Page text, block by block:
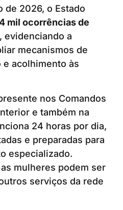
de 2026, o Estado
mil ocorrências de
, evidenciando a
mecanismos de
acolhimento às
nos Comandos
e também na
24 horas por dia,
e preparadas para
especializado.
mulheres podem ser
serviços da rede